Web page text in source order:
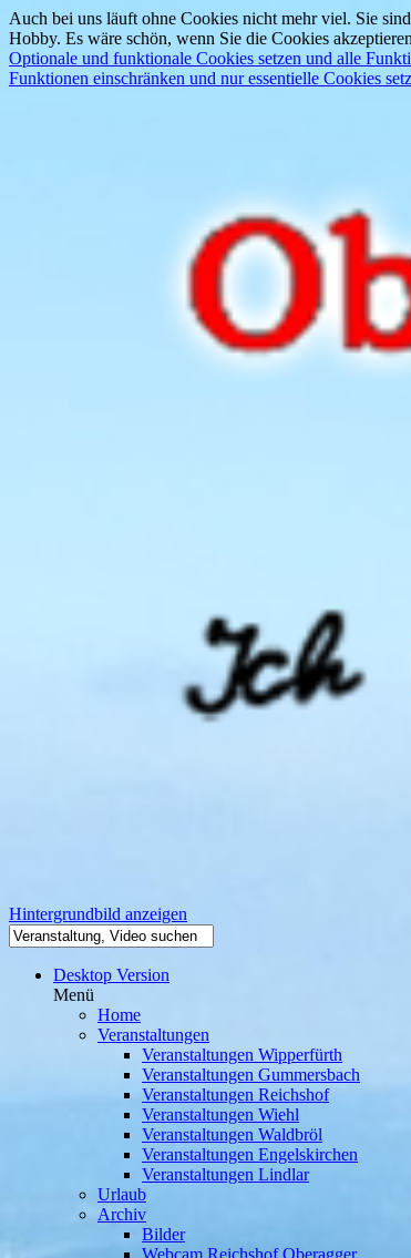
Auch bei uns läuft ohne Cookies nicht mehr viel. Sie
Hobby. Es wäre schön, wenn Sie die Cookies
Optionale und funktionale Cookies setzen und alle
Funktionen einschränken und nur essentielle Cookies
Hintergrundbild anzeigen
Desktop Version
Menü
Home
Veranstaltungen
Veranstaltungen Wipperfürth
Veranstaltungen Gummersbach
Veranstaltungen Reichshof
Veranstaltungen Wiehl
Veranstaltungen Waldbröl
Veranstaltungen Engelskirchen
Veranstaltungen Lindlar
Urlaub
Archiv
Bilder